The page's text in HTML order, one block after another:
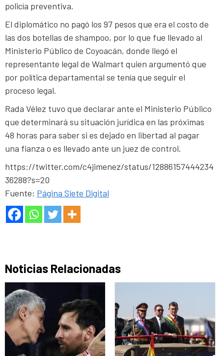
policía preventiva.
El diplomático no pagó los 97 pesos que era el costo de
las dos botellas de shampoo, por lo que fue llevado al
Ministerio Público de Coyoacán, donde llegó el
representante legal de Walmart quien argumentó que
por política departamental se tenía que seguir el
proceso legal.
Rada Vélez tuvo que declarar ante el Ministerio Público
que determinará su situación jurídica en las próximas
48 horas para saber si es dejado en libertad al pagar
una fianza o es llevado ante un juez de control.
https://twitter.com/c4jimenez/status/12886157444234
36288?s=20
Fuente: Página Siete Digital
Noticias Relacionadas